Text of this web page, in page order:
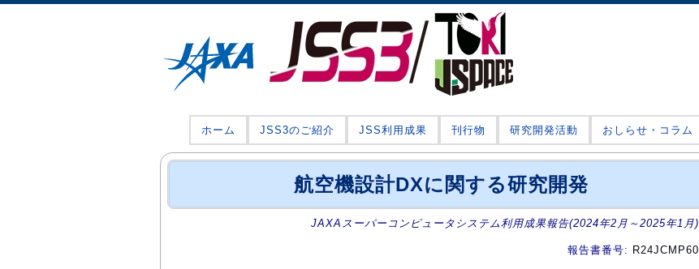
ホーム JSS3のご紹介 JSS利用成果 刊行物 研究開発活動 おしらせ・コラム
航空機設計DXに関する研究開発
JAXAスーパーコンピュータシステム利用成果報告(2024年2月～2025年1月)
報告書番号: R24JCMP60